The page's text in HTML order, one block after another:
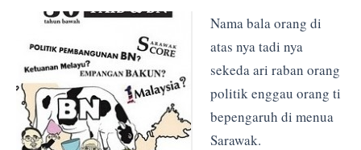
Nama bala orang di
atas nya tadi nya
sekeda ari raban orang
politik enggau orang ti
bepengaruh di menua
Sarawak.